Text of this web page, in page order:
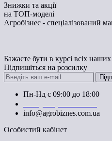
Знижки та акції
на ТОП-моделі
Агробізнес - спеціалізований
Бажаєте бути в курсі всіх
Підпишіться на розсилку
Пн-Нд с 09:00 до 18:00
info@agrobiznes.com.ua
Особистий кабінет